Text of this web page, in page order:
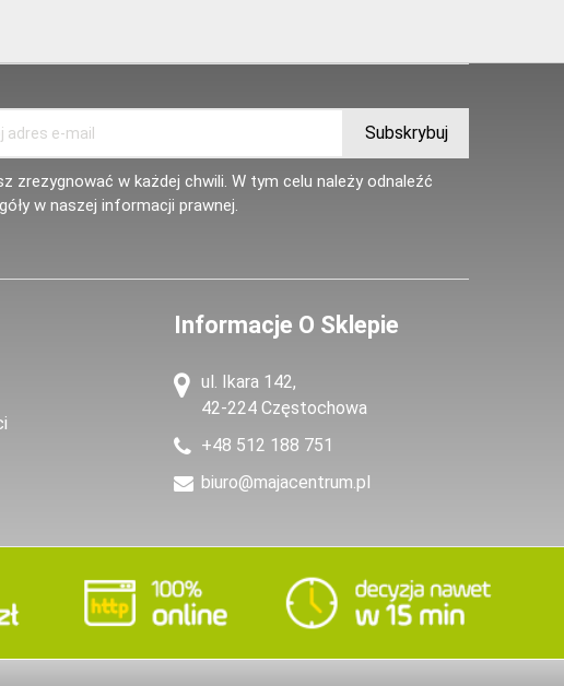
zrezygnować w każdej chwili. W tym celu należy odnaleźć
w naszej informacji prawnej.
Informacje O Sklepie
ul. Ikara 142,
42-224 Częstochowa
+48 512 188 751
biuro@majacentrum.pl